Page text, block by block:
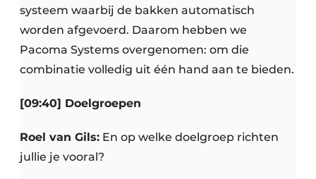
systeem waarbij de bakken automatisch
worden afgevoerd. Daarom hebben we
Pacoma Systems overgenomen: om die
combinatie volledig uit één hand aan te bieden.
[09:40] Doelgroepen
Roel van Gils: En op welke doelgroep richten
jullie je vooral?